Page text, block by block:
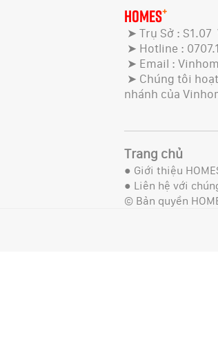
HOMES+
➤ Trụ Sở : S1.07
➤ Hotline :
➤ Email :
➤ Chúng tôi
nhánh của
Trang chủ
● Giới thiệu
● Liên hệ với
© Bản quyền